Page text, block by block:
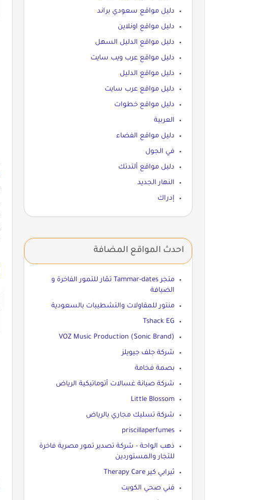
دليل مواقع سعودي براند
دليل مواقع اونلاين
دليل مواقع الدليل السهل
دليل مواقع عرب ويب سايت
دليل مواقع الدليل
دليل مواقع عرب سايت
دليل مواقع خطوات
العربية
دليل مواقع الفضاء
في الجول
دليل مواقع ألتدتك
النهار الجديد
إدراك
احدث المواقع المضافة
متجر Tammar-dates تمّار للتمور الفاخرة و
الضيافة
منتور للمقاولات والتشطيبات بالسعودية
Tshack EG
VOZ Music Production (Sonic Brand)
شركة جلف جيويلز
بصمة فخامة
شركة صيانة غسالات أتوماتيكية الرياض
Little Blossom
شركة تسليك مجاري بالرياض
priscillaperfumes
ذهب الواحة - شركة تصدير تمور مصرية فاخرة
للتجار والمستوردين
ثيرابي كير Therapy Care
فني صحي الكويت